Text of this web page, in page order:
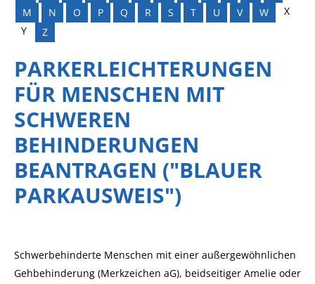
M
N O P Q R S T U V W
X
Y
Z
PARKERLEICHTERUNGEN
FÜR MENSCHEN MIT
SCHWEREN
BEHINDERUNGEN
BEANTRAGEN ("BLAUER
PARKAUSWEIS")
Schwerbehinderte Menschen mit einer außergewöhnlichen
Gehbehinderung (Merkzeichen aG), beidseitiger Amelie oder